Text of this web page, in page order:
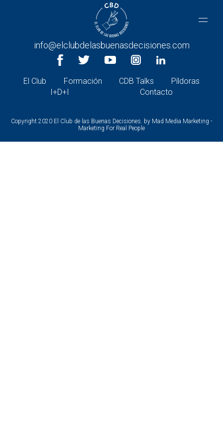
CONTACTA CON NOSOTROS
+34 966 26 30 27 |
info@elclubdelasbuenasdecisiones.com
El Club Formación CDB Talks
Píldoras
I+D+I
Contacto
Copyright 2020 El Club de las Buenas Decisiones. by Mad Media Marketing -
Marketing For Real People